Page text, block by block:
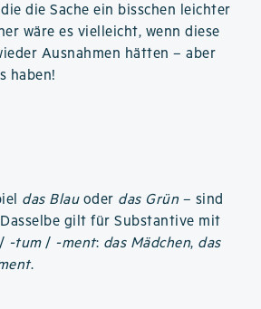
die Sache ein bisschen leichter
wäre es vielleicht, wenn diese
Ausnahmen hätten – aber
haben!
das Blauoder das Grün – sind
gilt für Substantive mit
/ -tum/ -ment: das Mädchen, das
.